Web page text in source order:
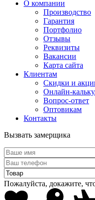
О компании
Производство
Гарантия
Портфолио
Отзывы
Реквизиты
Вакансии
Карта сайта
Клиентам
Скидки и
Онлайн-
Вопрос-ответ
Оптовикам
Контакты
Вызвать замерщика
Пожалуйста, докажите,